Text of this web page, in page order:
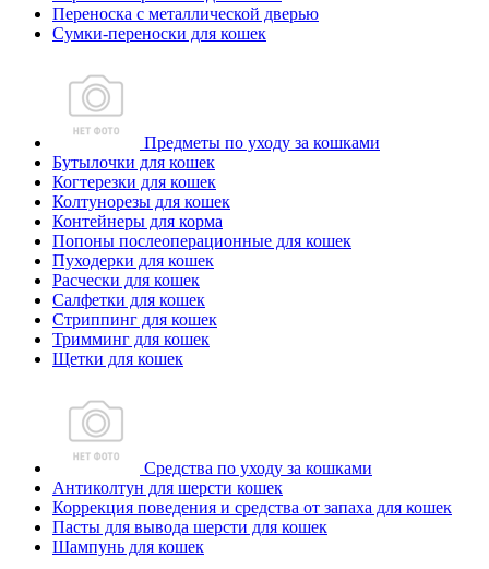
Переноска с металлической дверью
Сумки-переноски для кошек
Предметы по уходу за кошками
Бутылочки для кошек
Когтерезки для кошек
Колтунорезы для кошек
Контейнеры для корма
Попоны послеоперационные для кошек
Пуходерки для кошек
Расчески для кошек
Салфетки для кошек
Стриппинг для кошек
Тримминг для кошек
Щетки для кошек
Средства по уходу за кошками
Антиколтун для шерсти кошек
Коррекция поведения и средства от запаха для кошек
Пасты для вывода шерсти для кошек
Шампунь для кошек